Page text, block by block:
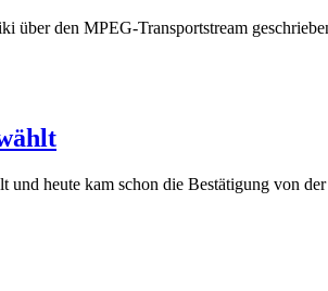
über den MPEG-Transportstream
und heute kam schon die Bestätigung von